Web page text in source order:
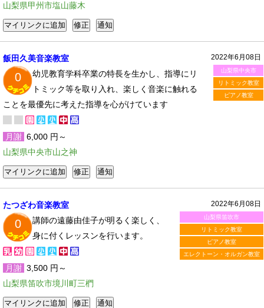
山梨県甲州市塩山藤木
2022年6月08日
山梨県中央市
リトミック教室
ピアノ教室
飯田久美音楽教室
0
幼児教育学科卒業の特長を生かし、指導にリ
トミック等を取り入れ、楽しく音楽に触れる
ことを最優先に考えた指導を心がけています
月謝 6,000 円～
山梨県中央市山之神
2022年6月08日
山梨県笛吹市
リトミック教室
ピアノ教室
エレクトーン・オルガン教室
たつざわ音楽教室
0
講師の遠藤由佳子が明るく楽しく、
身に付くレッスンを行います。
月謝 3,500 円～
山梨県笛吹市境川町三椚